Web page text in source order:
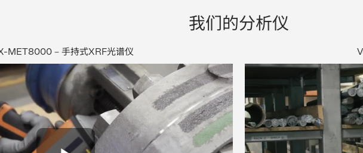
我们的分析仪
MET8000 – 手持式XRF光谱仪